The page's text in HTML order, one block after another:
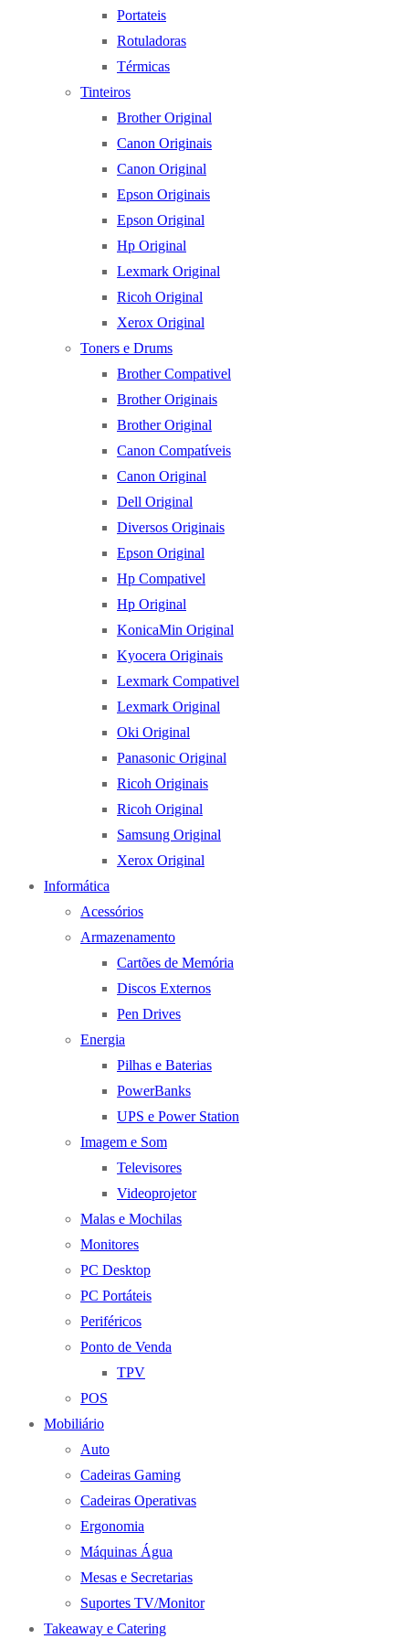
Portateis
Rotuladoras
Térmicas
Tinteiros
Brother Original
Canon Originais
Canon Original
Epson Originais
Epson Original
Hp Original
Lexmark Original
Ricoh Original
Xerox Original
Toners e Drums
Brother Compativel
Brother Originais
Brother Original
Canon Compatíveis
Canon Original
Dell Original
Diversos Originais
Epson Original
Hp Compativel
Hp Original
KonicaMin Original
Kyocera Originais
Lexmark Compativel
Lexmark Original
Oki Original
Panasonic Original
Ricoh Originais
Ricoh Original
Samsung Original
Xerox Original
Informática
Acessórios
Armazenamento
Cartões de Memória
Discos Externos
Pen Drives
Energia
Pilhas e Baterias
PowerBanks
UPS e Power Station
Imagem e Som
Televisores
Videoprojetor
Malas e Mochilas
Monitores
PC Desktop
PC Portáteis
Periféricos
Ponto de Venda
TPV
POS
Mobiliário
Auto
Cadeiras Gaming
Cadeiras Operativas
Ergonomia
Máquinas Água
Mesas e Secretarias
Suportes TV/Monitor
Takeaway e Catering